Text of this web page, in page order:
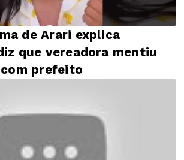
de Arari explica
que vereadora mentiu
prefeito